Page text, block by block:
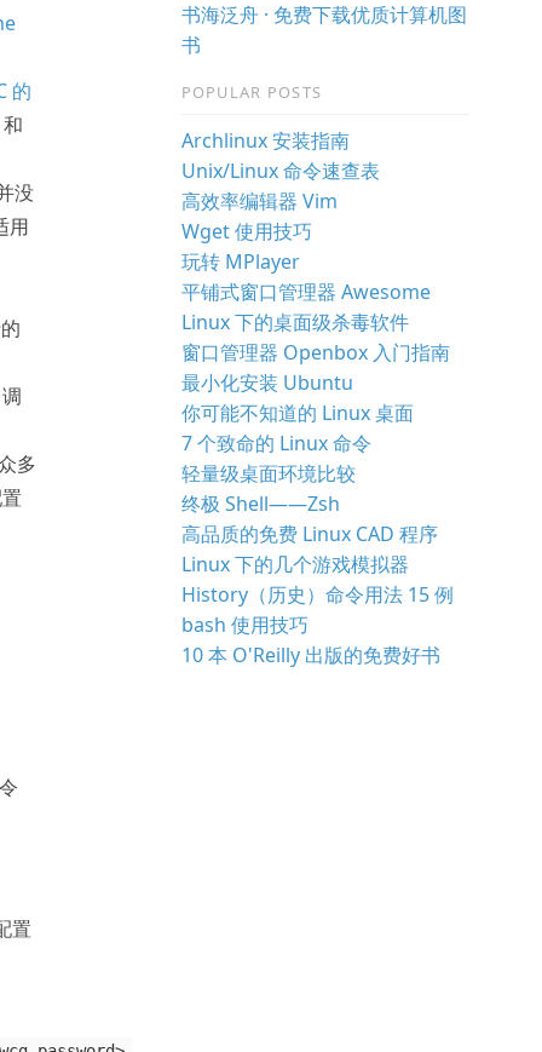
的
没
用
多
置
书海泛舟 · 免费下载优质计算机图
书
POPULAR POSTS
Archlinux 安装指南
Unix/Linux 命令速查表
高效率编辑器 Vim
Wget 使用技巧
玩转 MPlayer
平铺式窗口管理器 Awesome
Linux 下的桌面级杀毒软件
窗口管理器 Openbox 入门指南
最小化安装 Ubuntu
你可能不知道的 Linux 桌面
7 个致命的 Linux 命令
轻量级桌面环境比较
终极 Shell——Zsh
高品质的免费 Linux CAD 程序
Linux 下的几个游戏模拟器
History（历史）命令用法 15 例
bash 使用技巧
10 本 O'Reilly 出版的免费好书